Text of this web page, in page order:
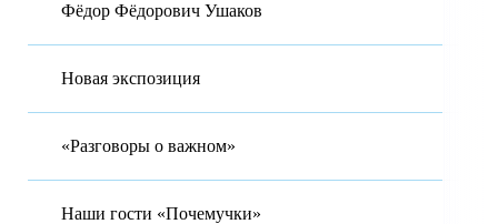
Фёдор Фёдорович Ушаков
Новая экспозиция
«Разговоры о важном»
Наши гости «Почемучки»